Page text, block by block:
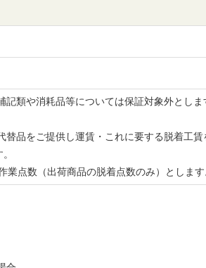
類や消耗品等については保証対象外とし
品をご提供し運賃・これに要する脱着工
点数（出荷商品の脱着点数のみ）としま